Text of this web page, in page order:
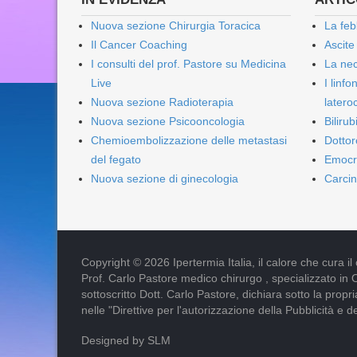
Nuova sezione Chirurgia Toracica
Il Cancer Coaching
I consulti del prof. Pastore su Medicina
Live
Nuova sezione Radioterapia
Nuova sezione Psicooncologia
Chemioembolizzazione delle metastasi
del fegato
Nuova sezione di ginecologia
La
La
I
Copyright © 2026 Ipertermia Italia, il calore che cura il
Prof. Carlo Pastore medico chirurgo , specializzato
sottoscritto Dott. Carlo Pastore, dichiara sotto la
nelle "Direttive per l'autorizzazione della Pubblicità e
Designed by SLM